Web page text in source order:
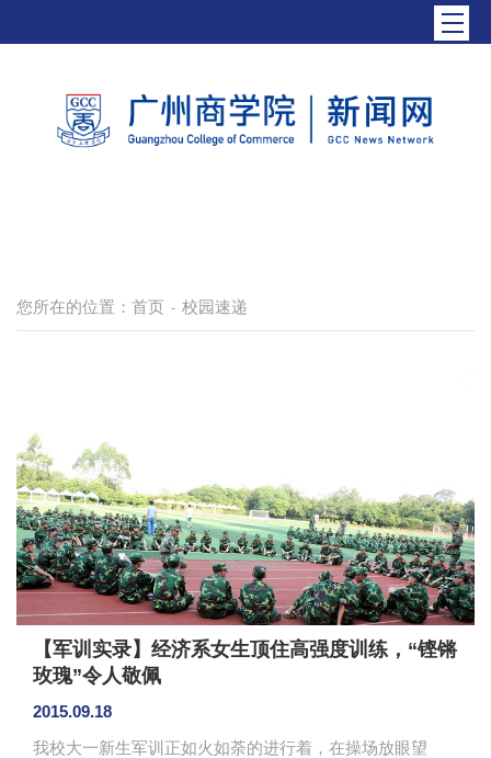
您所在的位置： 首页 - 校园速递
【军训实录】经济系女生顶住高强度训练，“铿锵
玫瑰”令人敬佩
2015.09.18
我校大一新生军训正如火如荼的进行着，在操场放眼望